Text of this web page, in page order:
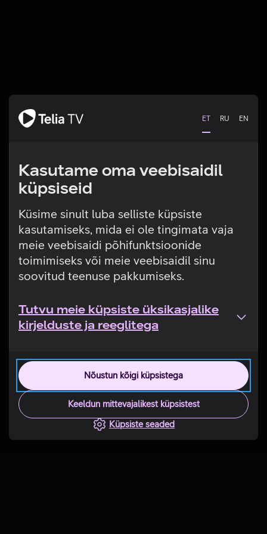
ET RU EN
Kasutame oma veebisaidil
küpsiseid
Küsime sinult luba selliste küpsiste
kasutamiseks, mida ei ole tingimata vaja
meie veebisaidi põhifunktsioonide
toimimiseks või meie veebisaidil sinu
soovitud teenuse pakkumiseks.
Tutvu meie küpsiste üksikasjalike
kirjelduste ja reeglitega
Nõustun kõigi küpsistega
Keeldun mittevajalikest küpsistest
Küpsiste seaded
Tehniline viga